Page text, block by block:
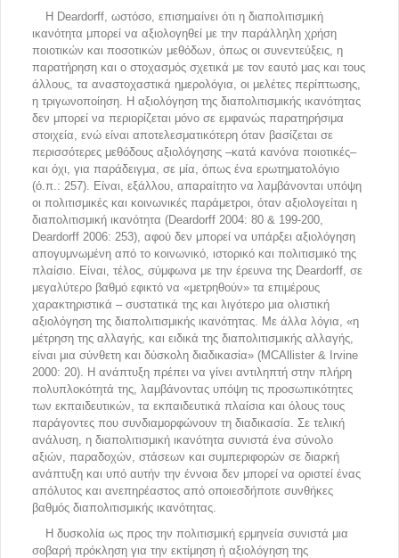
Η Deardorff, ωστόσο, επισημαίνει ότι η διαπολιτισμική
ικανότητα μπορεί να αξιολογηθεί με την παράλληλη χρήση
ποιοτικών και ποσοτικών μεθόδων, όπως οι συνεντεύξεις, η
παρατήρηση και ο στοχασμός σχετικά με τον εαυτό μας και τους
άλλους, τα αναστοχαστικά ημερολόγια, οι μελέτες περίπτωσης,
η τριγωνοποίηση. Η αξιολόγηση της διαπολιτισμικής ικανότητας
δεν μπορεί να περιορίζεται μόνο σε εμφανώς παρατηρήσιμα
στοιχεία, ενώ είναι αποτελεσματικότερη όταν βασίζεται σε
περισσότερες μεθόδους αξιολόγησης –κατά κανόνα ποιοτικές–
και όχι, για παράδειγμα, σε μία, όπως ένα ερωτηματολόγιο
(ό.π.: 257). Είναι, εξάλλου, απαραίτητο να λαμβάνονται υπόψη
οι πολιτισμικές και κοινωνικές παράμετροι, όταν αξιολογείται η
διαπολιτισμική ικανότητα (Deardorff 2004: 80 & 199-200,
Deardorff 2006: 253), αφού δεν μπορεί να υπάρξει αξιολόγηση
απογυμνωμένη από το κοινωνικό, ιστορικό και πολιτισμικό της
πλαίσιο. Είναι, τέλος, σύμφωνα με την έρευνα της Deardorff, σε
μεγαλύτερο βαθμό εφικτό να «μετρηθούν» τα επιμέρους
χαρακτηριστικά – συστατικά της και λιγότερο μια ολιστική
αξιολόγηση της διαπολιτισμικής ικανότητας. Με άλλα λόγια, «η
μέτρηση της αλλαγής, και ειδικά της διαπολιτισμικής αλλαγής,
είναι μια σύνθετη και δύσκολη διαδικασία» (MCAllister & Irvine
2000: 20). Η ανάπτυξη πρέπει να γίνει αντιληπτή στην πλήρη
πολυπλοκότητά της, λαμβάνοντας υπόψη τις προσωπικότητες
των εκπαιδευτικών, τα εκπαιδευτικά πλαίσια και όλους τους
παράγοντες που συνδιαμορφώνουν τη διαδικασία. Σε τελική
ανάλυση, η διαπολιτισμική ικανότητα συνιστά ένα σύνολο
αξιών, παραδοχών, στάσεων και συμπεριφορών σε διαρκή
ανάπτυξη και υπό αυτήν την έννοια δεν μπορεί να οριστεί ένας
απόλυτος και ανεπηρέαστος από οποιεσδήποτε συνθήκες
βαθμός διαπολιτισμικής ικανότητας.
Η δυσκολία ως προς την πολιτισμική ερμηνεία συνιστά μια
σοβαρή πρόκληση για την εκτίμηση ή αξιολόγηση της